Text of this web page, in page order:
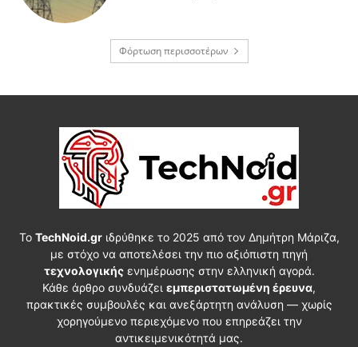
Φόρτωση περισσοτέρων
Το TechNoid.grιδρύθηκε το 2025 από τον Δημήτρη Μάριζα,
με στόχο να αποτελέσει την πιο αξιόπιστη πηγή
τεχνολογικήςενημέρωσης στην ελληνική αγορά.
Κάθε άρθρο συνδυάζει εμπεριστατωμένη έρευνα,
πρακτικές συμβουλές και ανεξάρτητη ανάλυση — χωρίς
χορηγούμενο περιεχόμενο που επηρεάζει την
αντικειμενικότητά μας.